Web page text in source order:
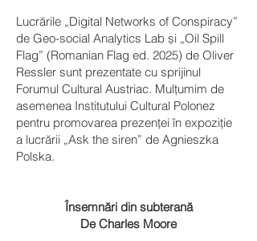
Lucrările „Digital Networks of Conspiracy”
de Geo-social Analytics Lab și „Oil Spill
Flag” (Romanian Flag ed. 2025) de Oliver
Ressler sunt prezentate cu sprijinul
Forumul Cultural Austriac. Mulțumim de
asemenea Institutului Cultural Polonez
pentru promovarea prezenței în expoziție
a lucrării „Ask the siren” de Agnieszka
Polska.
Însemnări din subterană
De Charles Moore